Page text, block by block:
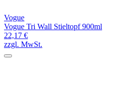
Vogue
Vogue Tri Wall Stieltopf 900ml
22,17 €
zzgl. MwSt.